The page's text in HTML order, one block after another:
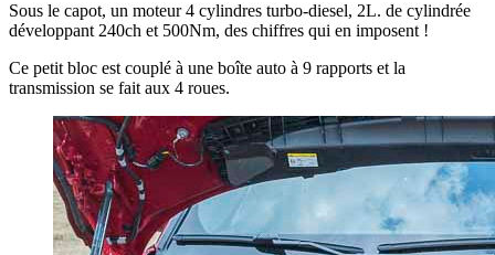
Sous le capot, un moteur 4 cylindres turbo-diesel, 2L. de cylindrée
développant 240ch et 500Nm, des chiffres qui en imposent !
Ce petit bloc est couplé à une boîte auto à 9 rapports et la
transmission se fait aux 4 roues.